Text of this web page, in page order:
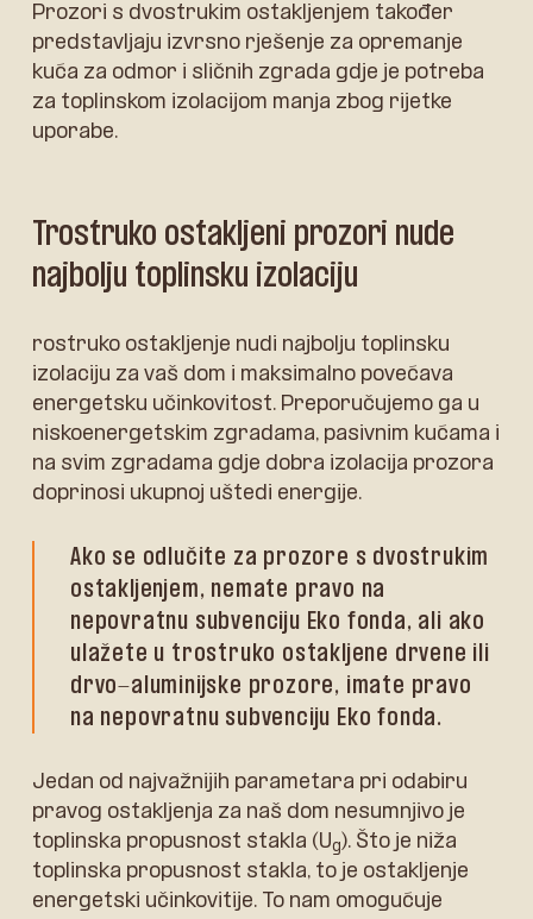
Prozori s dvostrukim ostakljenjem također
predstavljaju izvrsno rješenje za opremanje
kuća za odmor i sličnih zgrada gdje je potreba
za toplinskom izolacijom manja zbog rijetke
uporabe.
Trostruko ostakljeni prozori nude
najbolju toplinsku izolaciju
rostruko ostakljenje nudi najbolju toplinsku
izolaciju za vaš dom i maksimalno povećava
energetsku učinkovitost. Preporučujemo ga u
niskoenergetskim zgradama, pasivnim kućama i
na svim zgradama gdje dobra izolacija prozora
doprinosi ukupnoj uštedi energije.
Ako se odlučite za prozore s dvostrukim
ostakljenjem, nemate pravo na
nepovratnu subvenciju Eko fonda, ali ako
ulažete u trostruko ostakljene drvene ili
drvo-aluminijske prozore, imate pravo
na nepovratnu subvenciju Eko fonda.
Jedan od najvažnijih parametara pri odabiru
pravog ostakljenja za naš dom nesumnjivo je
toplinska propusnost stakla (Ug). Što je niža
toplinska propusnost stakla, to je ostakljenje
energetski učinkovitije. To nam omogućuje